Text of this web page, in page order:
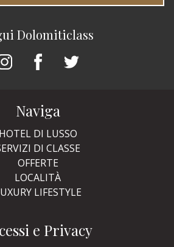
Dolomiticlass
Naviga
HOTEL DI LUSSO
DI CLASSE
OFFERTE
LOCALITÀ
LIFESTYLE
e Privacy